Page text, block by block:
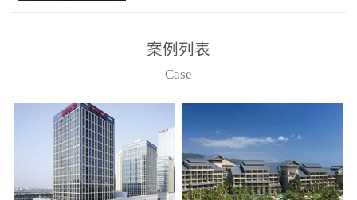
从监控主机上获取，最多
只能接6台，超过的需从现
案例列表
Case